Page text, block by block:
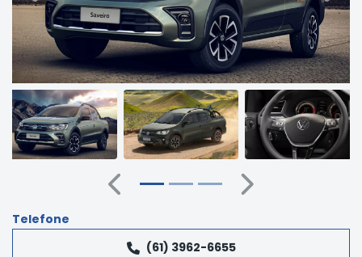
Anterior Próximo
Telefone
(61) 3962-6655